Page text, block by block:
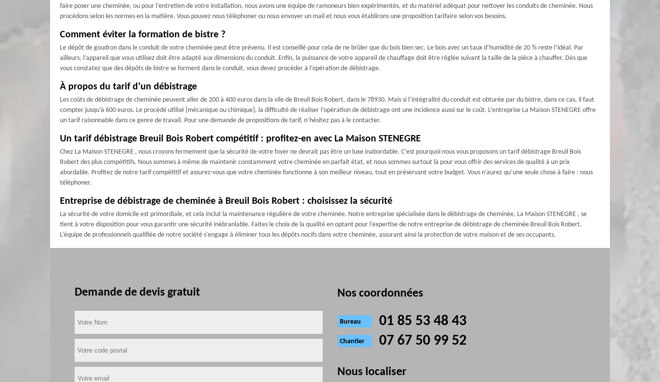
faire poser une cheminée, ou pour l’entretien de votre installation, nous avons une équipe de ramoneurs bien expérimentés, et du matériel adéquat pour nettoyer les conduits de cheminée. Nous
procédons selon les normes en la matière. Vous pouvez nous téléphoner ou nous envoyer un mail et nous vous établirons une proposition tarifaire selon vos besoins.
Comment éviter la formation de bistre ?
Le dépôt de goudron dans le conduit de votre cheminée peut être prévenu. Il est conseillé pour cela de ne brûler que du bois bien sec. Le bois avec un taux d’humidité de 20 % reste l’idéal. Par
ailleurs, l’appareil que vous utilisez doit être adapté aux dimensions du conduit. Enfin, la puissance de votre appareil de chauffage doit être réglée suivant la taille de la pièce à chauffer. Dès que
vous constatez que des dépôts de bistre se forment dans le conduit, vous devez procéder à l’opération de débistrage.
À propos du tarif d’un débistrage
Les coûts de débistrage de cheminée peuvent aller de 200 à 400 euros dans la vile de Breuil Bois Robert, dans le 78930. Mais si l’intégralité du conduit est obturée par du bistre, dans ce cas, il faut
compter jusqu’à 600 euros. Le procédé utilisé {mécanique ou chimique}, la difficulté de réaliser l’opération de débistrage ont une incidence aussi sur le coût. L’entreprise La Maison STENEGRE offre
un tarif raisonnable dans ce genre de travail. Pour une demande de propositions de tarif, n’hésitez pas à le contacter.
Un tarif débistrage Breuil Bois Robert compétitif : profitez-en avec La Maison STENEGRE
Chez La Maison STENEGRE , nous croyons fermement que la sécurité de votre foyer ne devrait pas être un luxe inabordable. C'est pourquoi nous vous proposons un tarif débistrage Breuil Bois
Robert des plus compétitifs. Nous sommes à même de maintenir constamment votre cheminée en parfait état, et nous sommes surtout là pour vous offrir des services de qualité à un prix
abordable. Profitez de notre tarif compétitif et assurez-vous que votre cheminée fonctionne à son meilleur niveau, tout en préservant votre budget. Vous n’aurez qu’une seule chose à faire : nous
téléphoner.
Entreprise de débistrage de cheminée à Breuil Bois Robert : choisissez la sécurité
La sécurité de votre domicile est primordiale, et cela inclut la maintenance régulière de votre cheminée. Notre entreprise spécialisée dans le débistrage de cheminée, La Maison STENEGRE , se
tient à votre disposition pour vous garantir une sécurité inébranlable. Faites le choix de la qualité en optant pour l’expertise de notre entreprise de débistrage de cheminée Breuil Bois Robert.
L’équipe de professionnels qualifiée de notre société s'engage à éliminer tous les dépôts nocifs dans votre cheminée, assurant ainsi la protection de votre maison et de ses occupants.
Demande de devis gratuit Nos coordonnées
Bureau 01 85 53 48 43
Chantier 07 67 50 99 52
Nous localiser